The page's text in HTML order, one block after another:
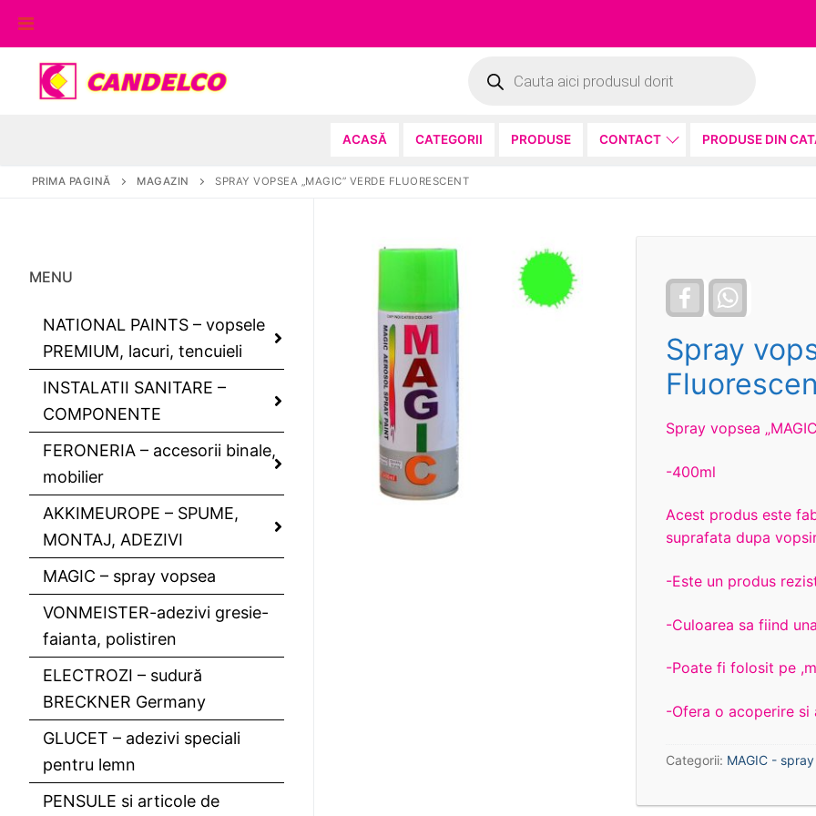
conținut
search
ACASĂ CATEGORII PRODUSE CONTACT PRODUSE DIN
PRIMA PAGINĂ MAGAZIN SPRAY VOPSEA „MAGIC” VERDE FLUORESCENT
Facebook
Spray
Spray vopsea
-400ml
Acest produs este
suprafata dupa
-Este un produs
-Culoarea sa fiind
-Poate fi folosit pe
-Ofera o acoperire si
Categorii: MAGIC -
MENU
NATIONAL PAINTS – vopsele
PREMIUM, lacuri, tencuieli
INSTALATII SANITARE –
COMPONENTE
FERONERIA – accesorii binale,
mobilier
AKKIMEUROPE – SPUME,
MONTAJ, ADEZIVI
MAGIC – spray vopsea
VONMEISTER-adezivi gresie-
faianta, polistiren
ELECTROZI – sudură
BRECKNER Germany
GLUCET – adezivi speciali
pentru lemn
PENSULE si articole de